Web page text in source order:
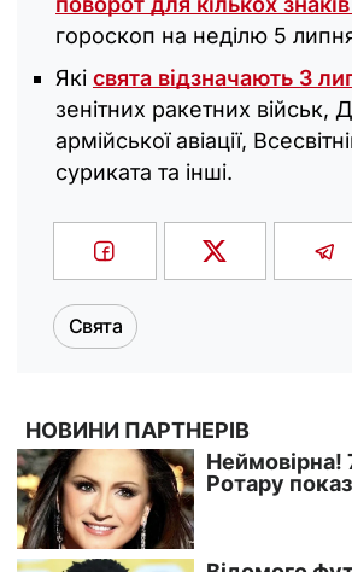
гороскоп на неділю 5
Які свята відзначають 3
зенітних ракетних військ,
армійської авіації,
суриката та інші.
Свята